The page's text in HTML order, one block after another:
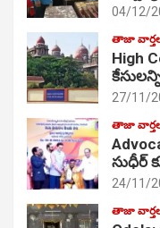
04/12/
తాజా
High
27/11/
తాజా
సుధీర్
24/11/
తాజా